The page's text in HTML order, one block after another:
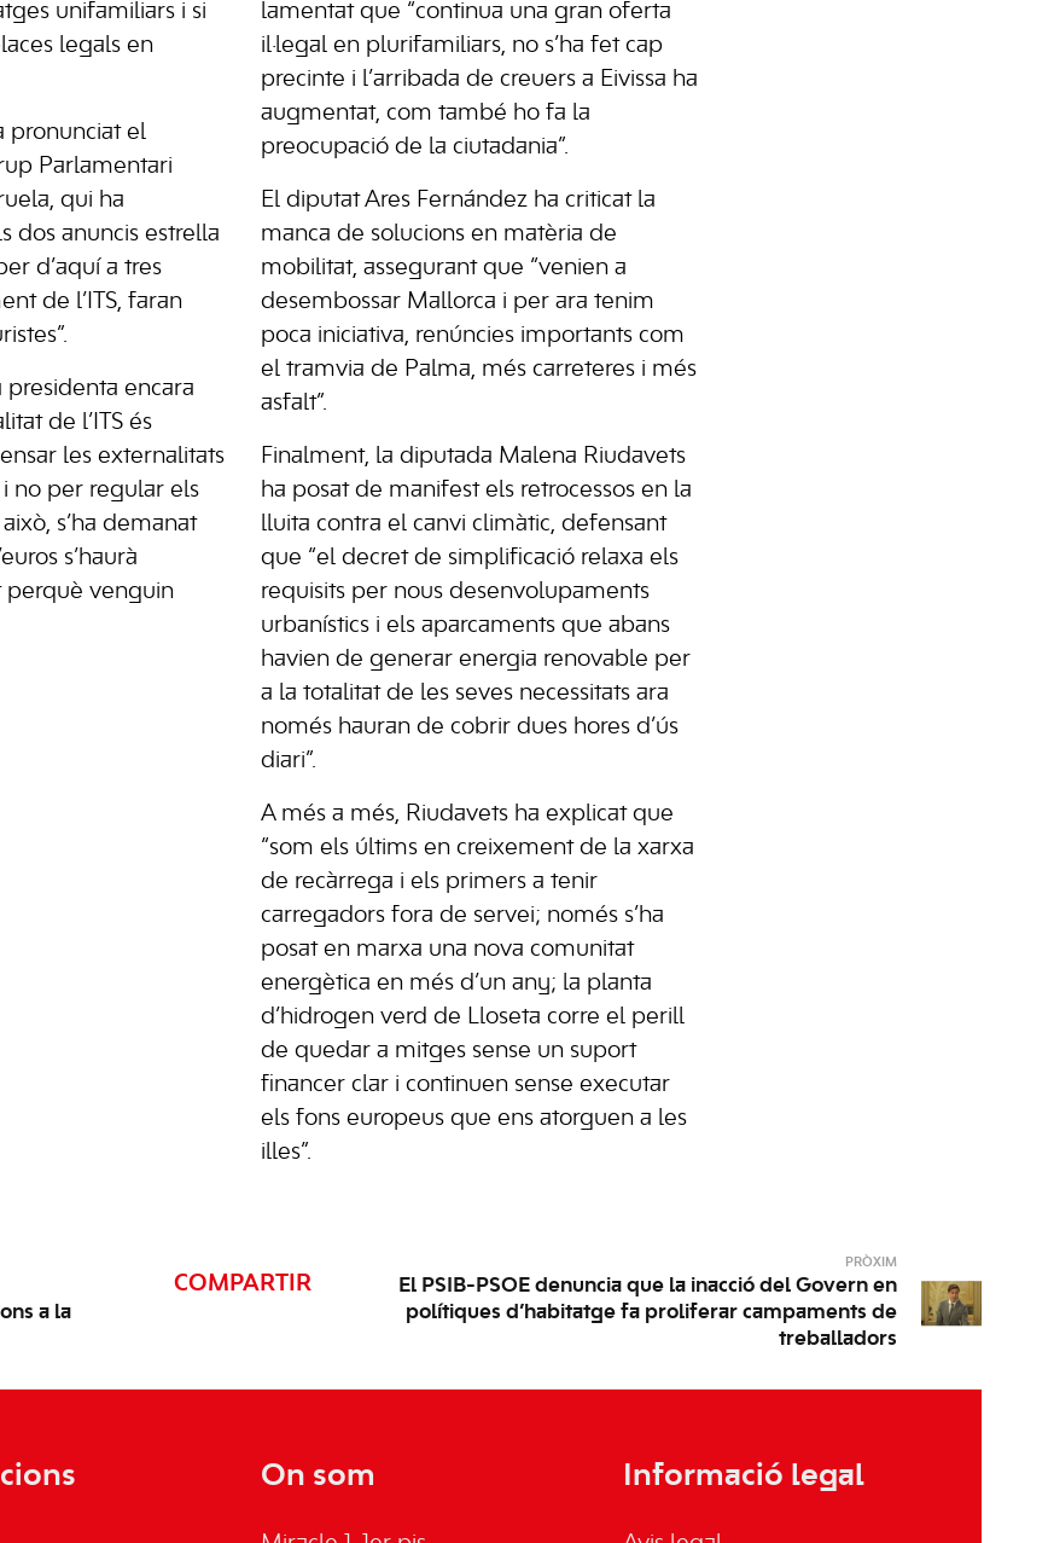
unifamiliars i si
legals en
pronunciat el
Parlamentari
qui ha
dos anuncis estrella
d’aquí a tres
de l’ITS, faran
presidenta encara
de l’ITS és
les externalitats
no per regular els
s’ha demanat
s’haurà
perquè venguin
lamentat que “continua una gran oferta
il·legal en plurifamiliars, no s’ha fet cap
precinte i l’arribada de creuers a Eivissa ha
augmentat, com també ho fa la
preocupació de la ciutadania”.
El diputat Ares Fernández ha criticat la
manca de solucions en matèria de
mobilitat, assegurant que “venien a
desembossar Mallorca i per ara tenim
poca iniciativa, renúncies importants com
el tramvia de Palma, més carreteres i més
asfalt”.
Finalment, la diputada Malena Riudavets
ha posat de manifest els retrocessos en la
lluita contra el canvi climàtic, defensant
que “el decret de simplificació relaxa els
requisits per nous desenvolupaments
urbanístics i els aparcaments que abans
havien de generar energia renovable per
a la totalitat de les seves necessitats ara
només hauran de cobrir dues hores d’ús
diari”.
A més a més, Riudavets ha explicat que
“som els últims en creixement de la xarxa
de recàrrega i els primers a tenir
carregadors fora de servei; només s’ha
posat en marxa una nova comunitat
energètica en més d’un any; la planta
d’hidrogen verd de Lloseta corre el perill
de quedar a mitges sense un suport
financer clar i continuen sense executar
els fons europeus que ens atorguen a les
illes”.
a la
COMPARTIR
PRÒXIM
El PSIB-PSOE denuncia que la inacció del Govern en
polítiques d’habitatge fa proliferar campaments de
treballadors
On som Informació legal